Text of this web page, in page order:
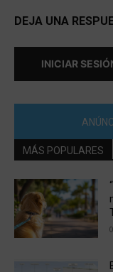
DEJA UNA
INICIAR
MÁS POPULARES